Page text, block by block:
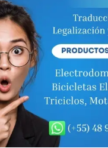
*
Em breve, esta página
disponível com
incríveis. Agradecemos
paciência e